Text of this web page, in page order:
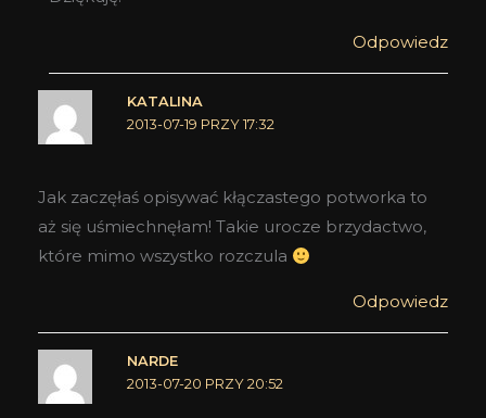
Odpowiedz
KATALINA
2013-07-19 PRZY 17:32
Jak zaczęłaś opisywać kłączastego potworka to
aż się uśmiechnęłam! Takie urocze brzydactwo,
które mimo wszystko rozczula
Odpowiedz
NARDE
2013-07-20 PRZY 20:52